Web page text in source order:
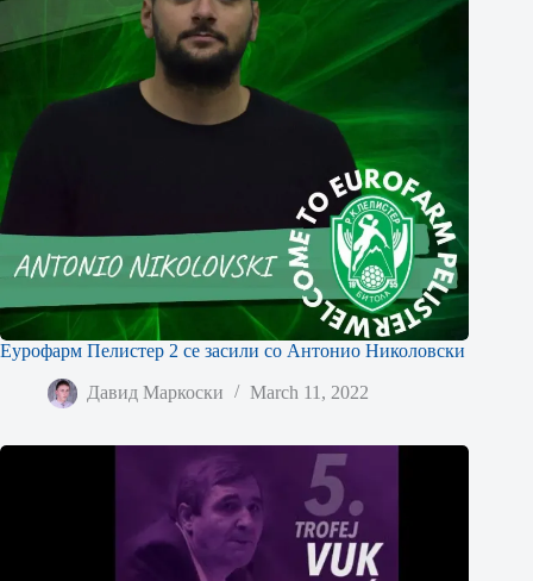
Еурофарм Пелистер 2 се засили со Антонио Николовски
Давид Маркоски March 11, 2022